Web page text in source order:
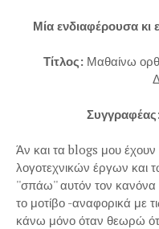
Μία ενδιαφέρουσα κι
Τίτλος: Μαθαίνω
Άν και τα blogs μου
λογοτεχνικών έργων και
''σπάω'' αυτόν τον
το μοτίβο -αναφορικά με
κάνω μόνο όταν θεωρώ